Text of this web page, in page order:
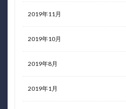
2019年11月
2019年10月
2019年8月
2019年1月